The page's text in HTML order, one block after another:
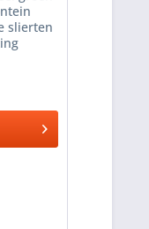
slierten